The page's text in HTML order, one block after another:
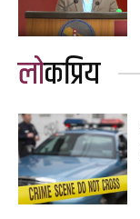
लोकप्रिय